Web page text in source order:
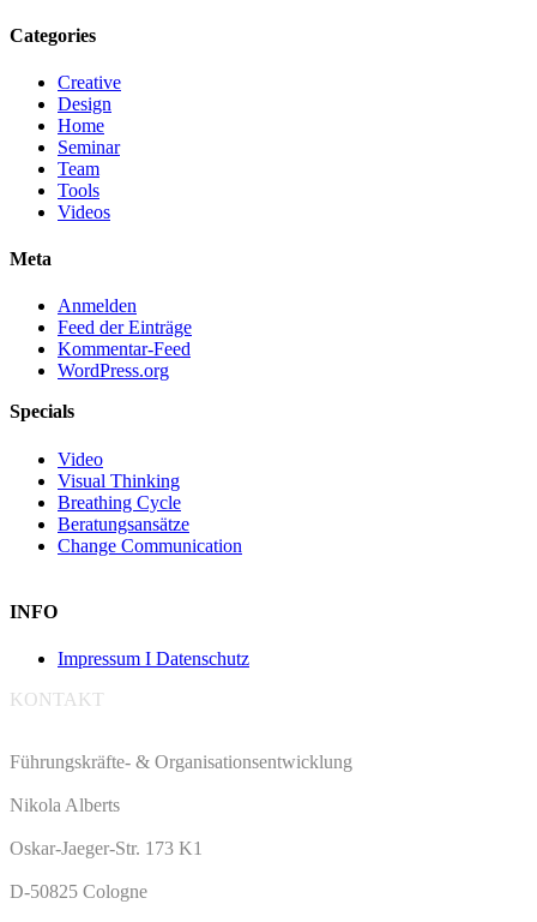
Categories
Creative
Design
Home
Seminar
Team
Tools
Videos
Meta
Anmelden
Feed der Einträge
Kommentar-Feed
WordPress.org
Specials
Video
Visual Thinking
Breathing Cycle
Beratungsansätze
Change Communication
INFO
Impressum I Datenschutz
KONTAKT
Führungskräfte- & Organisationsentwicklung
Nikola Alberts
Oskar-Jaeger-Str. 173 K1
D-50825 Cologne